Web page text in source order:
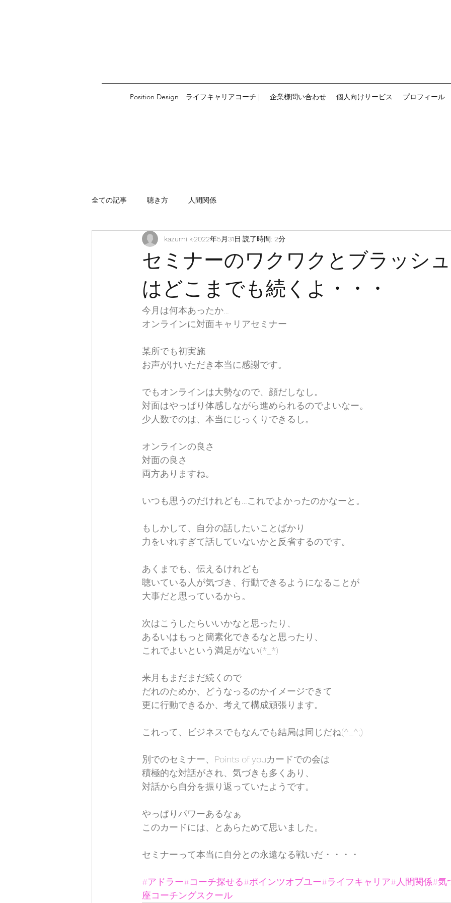
Position Design ライフキャリアコーチ | 企業様問い合わせ 個人向けサービス プロフィール
全ての記事 聴き方 人間関係
セミナーのワクワクとブラッシ
はどこまでも続くよ・・・
kazumi k2022年5月31日 読了時間: 2分
今月は何本あったか…
オンラインに対面キャリアセミナー
某所でも初実施
お声がけいただき本当に感謝です。
でもオンラインは大勢なので、顔だしなし。
対面はやっぱり体感しながら進められるのでよいなー。
少人数でのは、本当にじっくりできるし。
オンラインの良さ
対面の良さ
両方ありますね。
いつも思うのだけれども…これでよかったのかなーと。
もしかして、自分の話したいことばかり
力をいれすぎて話していないかと反省するのです。
あくまでも、伝えるけれども
聴いている人が気づき、行動できるようになることが
大事だと思っているから。
次はこうしたらいいかなと思ったり、
あるいはもっと簡素化できるなと思ったり、
これでよいという満足がない(*_*)
来月もまだまだ続くので
だれのためか、どうなっるのかイメージできて
更に行動できるか、考えて構成頑張ります。
これって、ビジネスでもなんでも結局は同じだね(^_^;)
別でのセミナー、Points of youカードでの会は
積極的な対話がされ、気づきも多くあり、
対話から自分を振り返っていたようです。
やっぱりパワーあるなぁ
このカードには、とあらためて思いました。
セミナーって本当に自分との永遠なる戦いだ・・・・
#アドラー#コーチ探せる#ポインツオブユー#ライフキャリア#人間関係#気
座コーチングスクール